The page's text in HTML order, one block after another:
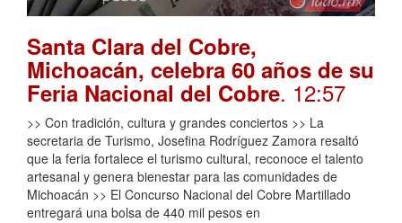
Santa Clara del Cobre,
Michoacán, celebra 60 años de su
Feria Nacional del Cobre. 12:57
>> Con tradición, cultura y grandes conciertos >> La
secretaria de Turismo, Josefina Rodríguez Zamora resaltó
que la feria fortalece el turismo cultural, reconoce el talento
artesanal y genera bienestar para las comunidades de
Michoacán >> El Concurso Nacional del Cobre Martillado
entregará una bolsa de 440 mil pesos en